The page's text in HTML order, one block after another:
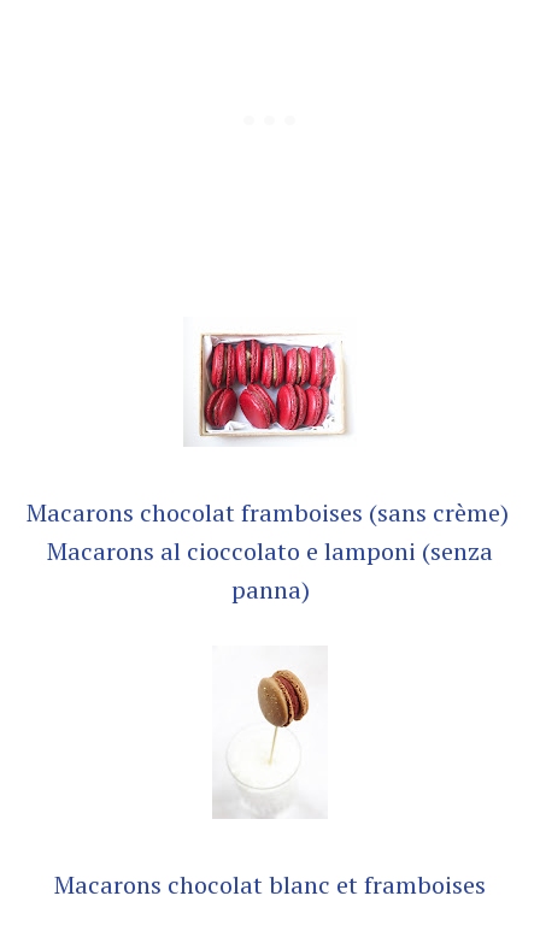
Macarons chocolat framboises (sans crème)
Macarons al cioccolato e lamponi (senza
panna)
Macarons chocolat blanc et framboises